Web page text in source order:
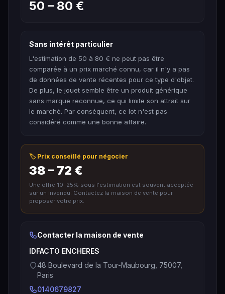
50 – 80 €
Sans intérêt particulier
L'estimation de 50 à 80 € ne peut pas être
comparée à un prix marché connu, car il n'y a pas
de données de vente récentes pour ce type d'objet.
De plus, le jouet semble être un produit générique
sans marque reconnue, ce qui limite son attrait sur
le marché. Par conséquent, ce lot n'est pas
considéré comme une bonne affaire.
🏷️ Prix conseillé pour négocier
38 – 72 €
Une offre 10–25% sous l'estimation est souvent acceptée
sur un invendu. Contactez la maison de vente pour
proposer votre prix.
Contacter la maison de vente
IDFACTO ENCHERES
48 Boulevard de la Tour-Maubourg, 75007,
Paris
0140679827